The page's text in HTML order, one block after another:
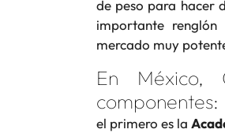
de peso para hacer
importante
mercado muy
En México,
componentes:
el primero es la